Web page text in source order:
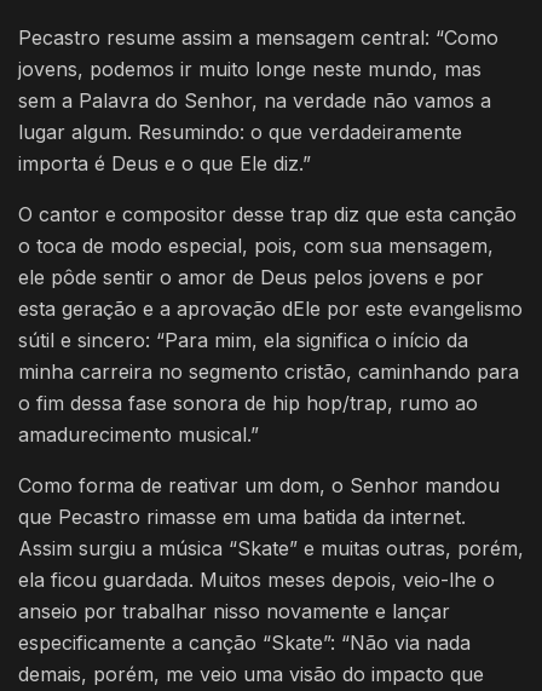
Pecastro resume assim a mensagem central: “Como
jovens, podemos ir muito longe neste mundo, mas
sem a Palavra do Senhor, na verdade não vamos a
lugar algum. Resumindo: o que verdadeiramente
importa é Deus e o que Ele diz.”
O cantor e compositor desse trap diz que esta canção
o toca de modo especial, pois, com sua mensagem,
ele pôde sentir o amor de Deus pelos jovens e por
esta geração e a aprovação dEle por este evangelismo
sútil e sincero: “Para mim, ela significa o início da
minha carreira no segmento cristão, caminhando para
o fim dessa fase sonora de hip hop/trap, rumo ao
amadurecimento musical.”
Como forma de reativar um dom, o Senhor mandou
que Pecastro rimasse em uma batida da internet.
Assim surgiu a música “Skate” e muitas outras, porém,
ela ficou guardada. Muitos meses depois, veio-lhe o
anseio por trabalhar nisso novamente e lançar
especificamente a canção “Skate”: “Não via nada
demais, porém, me veio uma visão do impacto que